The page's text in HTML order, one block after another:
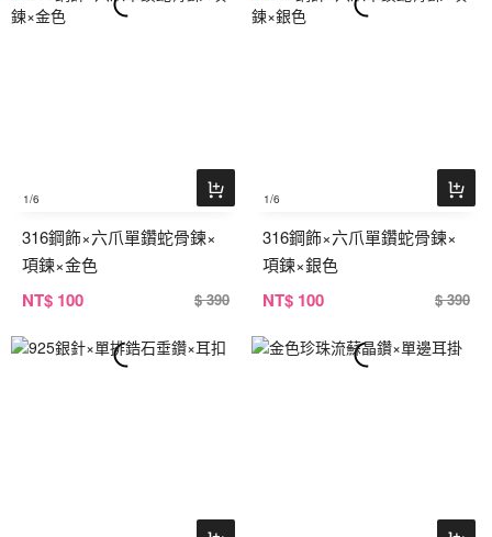
1/6
316鋼飾×六爪單鑽蛇骨鍊×
項鍊×金色
NT$ 100 $ 390
1/6
316鋼飾×六爪單鑽蛇骨鍊×
項鍊×銀色
NT$ 100 $ 390